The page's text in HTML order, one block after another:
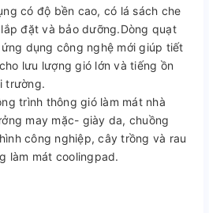
có độ bền cao, có lá sách che
đặt và bảo dưỡng.Dòng quạt
dụng công nghệ mới giúp tiết
lưu lượng gió lớn và tiếng ồn
trường.
trình thông gió làm mát nhà
may mặc- giày da, chuồng
công nghiệp, cây trồng và rau
làm mát coolingpad.